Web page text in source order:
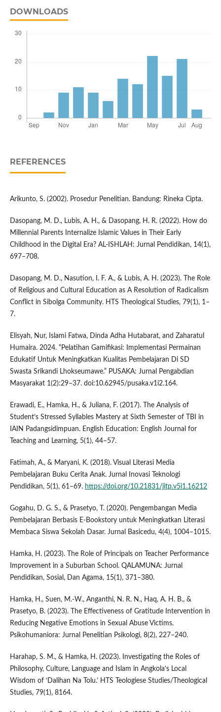
DOWNLOADS
REFERENCES
Arikunto, S. (2002). Prosedur Penelitian. Bandung: Rineka Cipta.
Dasopang, M. D., Lubis, A. H., & Dasopang, H. R. (2022). How do
Millennial Parents Internalize Islamic Values in Their Early
Childhood in the Digital Era? AL-ISHLAH: Jurnal Pendidikan, 14(1),
697–708.
Dasopang, M. D., Nasution, I. F. A., & Lubis, A. H. (2023). The Role
of Religious and Cultural Education as A Resolution of Radicalism
Conflict in Sibolga Community. HTS Theological Studies, 79(1), 1–
7.
Elisyah, Nur, Islami Fatwa, Dinda Adha Hutabarat, and Zaharatul
Humaira. 2024. “Pelatihan Gamifikasi: Implementasi Permainan
Edukatif Untuk Meningkatkan Kualitas Pembelajaran Di SD
Swasta Srikandi Lhokseumawe.” PUSAKA: Jurnal Pengabdian
Masyarakat 1(2):29–37. doi:10.62945/pusaka.v1i2.164.
Erawadi, E., Hamka, H., & Juliana, F. (2017). The Analysis of
Student’s Stressed Syllables Mastery at Sixth Semester of TBI in
IAIN Padangsidimpuan. English Education: English Journal for
Teaching and Learning, 5(1), 44–57.
Fatimah, A., & Maryani, K. (2018). Visual Literasi Media
Pembelajaran Buku Cerita Anak. Jurnal Inovasi Teknologi
Pendidikan, 5(1), 61–69. https://doi.org/10.21831/jitp.v5i1.16212
Gogahu, D. G. S., & Prasetyo, T. (2020). Pengembangan Media
Pembelajaran Berbasis E-Bookstory untuk Meningkatkan Literasi
Membaca Siswa Sekolah Dasar. Jurnal Basicedu, 4(4), 1004–1015.
Hamka, H. (2023). The Role of Principals on Teacher Performance
Improvement in a Suburban School. QALAMUNA: Jurnal
Pendidikan, Sosial, Dan Agama, 15(1), 371–380.
Hamka, H., Suen, M.-W., Anganthi, N. R. N., Haq, A. H. B., &
Prasetyo, B. (2023). The Effectiveness of Gratitude Intervention in
Reducing Negative Emotions in Sexual Abuse Victims.
Psikohumaniora: Jurnal Penelitian Psikologi, 8(2), 227–240.
Harahap, S. M., & Hamka, H. (2023). Investigating the Roles of
Philosophy, Culture, Language and Islam in Angkola’s Local
Wisdom of ‘Dalihan Na Tolu.’ HTS Teologiese Studies/Theological
Studies, 79(1), 8164.